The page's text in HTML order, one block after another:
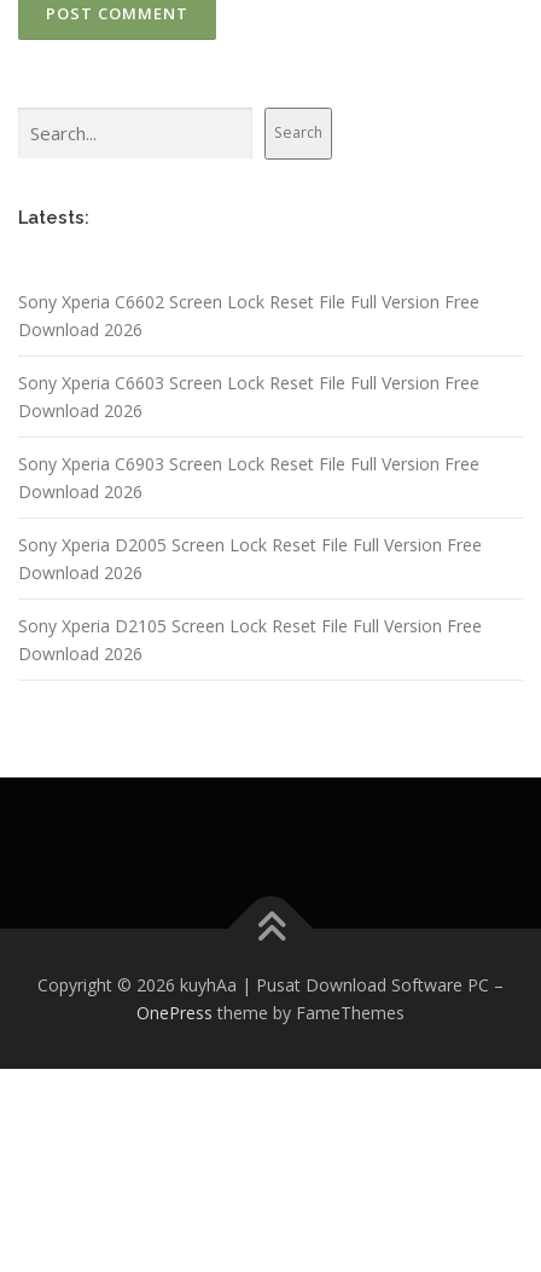
Search
Latests:
Sony Xperia C6602 Screen Lock Reset File Full Version Free
Download 2026
Sony Xperia C6603 Screen Lock Reset File Full Version Free
Download 2026
Sony Xperia C6903 Screen Lock Reset File Full Version Free
Download 2026
Sony Xperia D2005 Screen Lock Reset File Full Version Free
Download 2026
Sony Xperia D2105 Screen Lock Reset File Full Version Free
Download 2026
Copyright © 2026 kuyhAa | Pusat Download Software PC –
OnePress theme by FameThemes